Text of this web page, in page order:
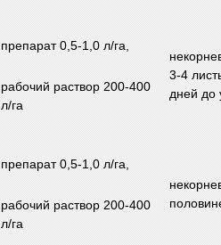
препарат 0,5-1,0 л/га,
рабочий раствор 200-400
л/га
3-4
дней до
препарат 0,5-1,0 л/га,
рабочий раствор 200-400
л/га